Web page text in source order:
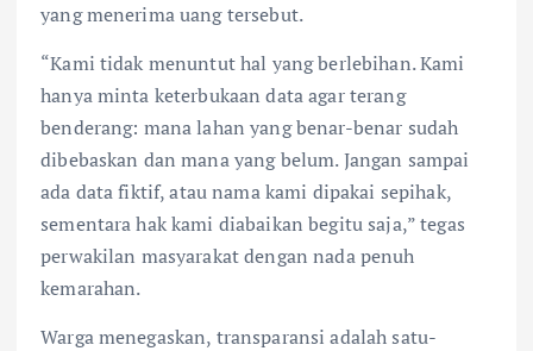
yang menerima uang tersebut.
“Kami tidak menuntut hal yang berlebihan. Kami
hanya minta keterbukaan data agar terang
benderang: mana lahan yang benar-benar sudah
dibebaskan dan mana yang belum. Jangan sampai
ada data fiktif, atau nama kami dipakai sepihak,
sementara hak kami diabaikan begitu saja,” tegas
perwakilan masyarakat dengan nada penuh
kemarahan.
Warga menegaskan, transparansi adalah satu-